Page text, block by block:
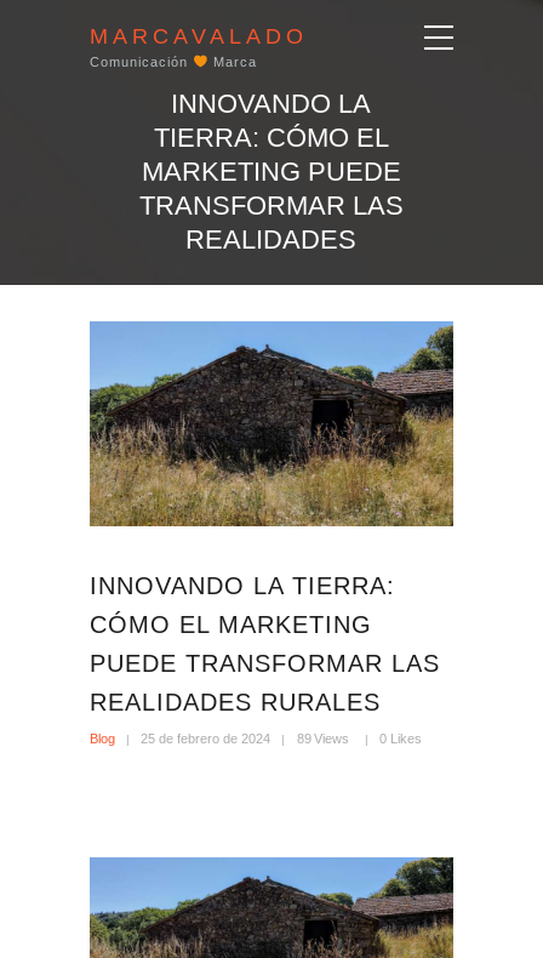
MARCAVALADO
Comunicación Marca
INNOVANDO LA
TIERRA: CÓMO EL
MARKETING PUEDE
TRANSFORMAR LAS
REALIDADES
INNOVANDO LA TIERRA: CÓMO EL MARKETING PUEDE...
INNOVANDO LA TIERRA:
CÓMO EL MARKETING
PUEDE TRANSFORMAR LAS
REALIDADES RURALES
Blog 25 de febrero de 2024 89 Views 0 Likes